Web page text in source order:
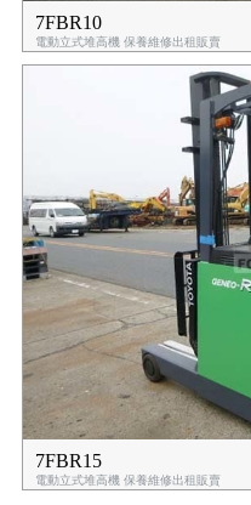
7FBR10
電動立式堆高機 保養維修出租販賣
7FBR15
電動立式堆高機 保養維修出租販賣